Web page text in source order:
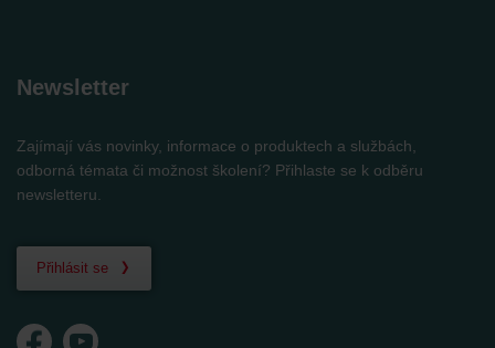
Newsletter
Zajímají vás novinky, informace o produktech a službách,
odborná témata či možnost školení? Přihlaste se k odběru
newsletteru.
Přihlásit se